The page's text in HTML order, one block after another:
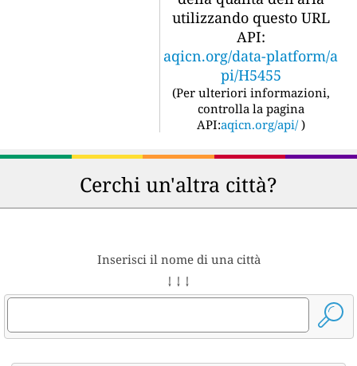
utilizzando questo URL
API:
aqicn.org/data-platform/a
pi/H5455
(Per ulteriori informazioni,
controlla la pagina
API:aqicn.org/api/ )
Cerchi un'altra città?
Inserisci il nome di una città
↓ ↓ ↓